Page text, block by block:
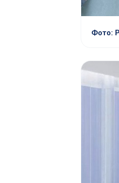
Фото: